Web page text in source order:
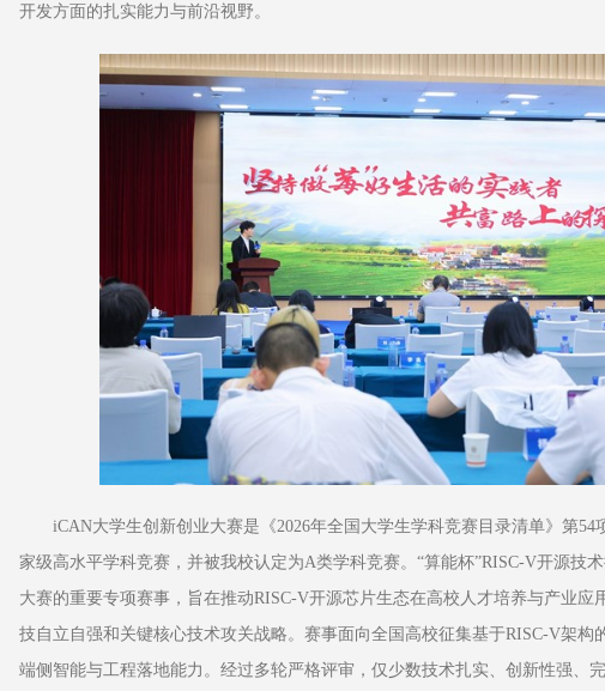
开发方面的扎实能力与前沿视野。
iCAN大学生创新创业大赛是《2026年全国大学生学科竞赛目录清单》第54
家级高水平学科竞赛，并被我校认定为A类学科竞赛。“算能杯”RISC-V开源技
大赛的重要专项赛事，旨在推动RISC-V开源芯片生态在高校人才培养与产业应
技自立自强和关键核心技术攻关战略。赛事面向全国高校征集基于RISC-V架构
端侧智能与工程落地能力。经过多轮严格评审，仅少数技术扎实、创新性强、